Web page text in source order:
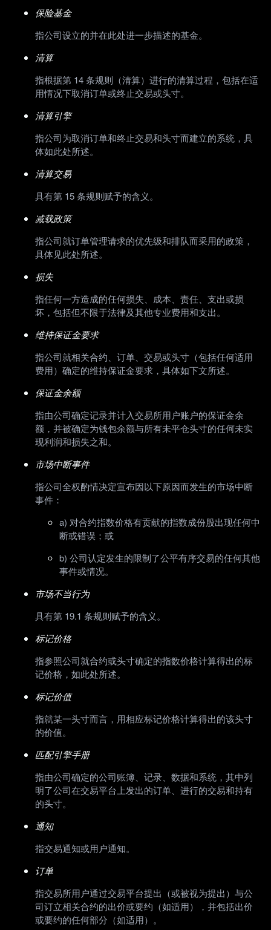
保险基金
指公司设立的并在此处进一步描述的基金。
清算
指根据第 14 条规则（清算）进行的清算过程，包括在适
用情况下取消订单或终止交易或头寸。
清算引擎
指公司为取消订单和终止交易和头寸而建立的系统，具
体如此处所述。
清算交易
具有第 15 条规则赋予的含义。
减载政策
指公司就订单管理请求的优先级和排队而采用的政策，
具体见此处所述。
损失
指任何一方造成的任何损失、成本、责任、支出或损
坏，包括但不限于法律及其他专业费用和支出。
维持保证金要求
指公司就相关合约、订单、交易或头寸（包括任何适用
费用）确定的维持保证金要求，具体如下文所述。
保证金余额
指由公司确定记录并计入交易所用户账户的保证金余
额，并被确定为钱包余额与所有未平仓头寸的任何未实
现利润和损失之和。
市场中断事件
指公司全权酌情决定宣布因以下原因而发生的市场中断
事件：
a) 对合约指数价格有贡献的指数成份股出现任何中
断或错误；或
b) 公司认定发生的限制了公平有序交易的任何其他
事件或情况。
市场不当行为
具有第 19.1 条规则赋予的含义。
标记价格
指参照公司就合约或头寸确定的指数价格计算得出的标
记价格，如此处所述。
标记价值
指就某一头寸而言，用相应标记价格计算得出的该头寸
的价值。
匹配引擎手册
指由公司确定的公司账簿、记录、数据和系统，其中列
明了公司在交易平台上发出的订单、进行的交易和持有
的头寸。
通知
指交易通知或用户通知。
订单
指交易所用户通过交易平台提出（或被视为提出）与公
司订立相关合约的出价或要约（如适用），并包括出价
或要约的任何部分（如适用）。